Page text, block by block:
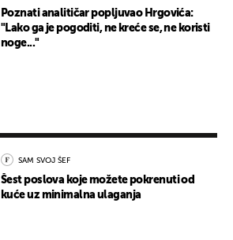
Poznati analitičar popljuvao Hrgovića:
"Lako ga je pogoditi, ne kreće se, ne koristi
noge..."
SAM SVOJ ŠEF
Šest poslova koje možete pokrenuti od
kuće uz minimalna ulaganja